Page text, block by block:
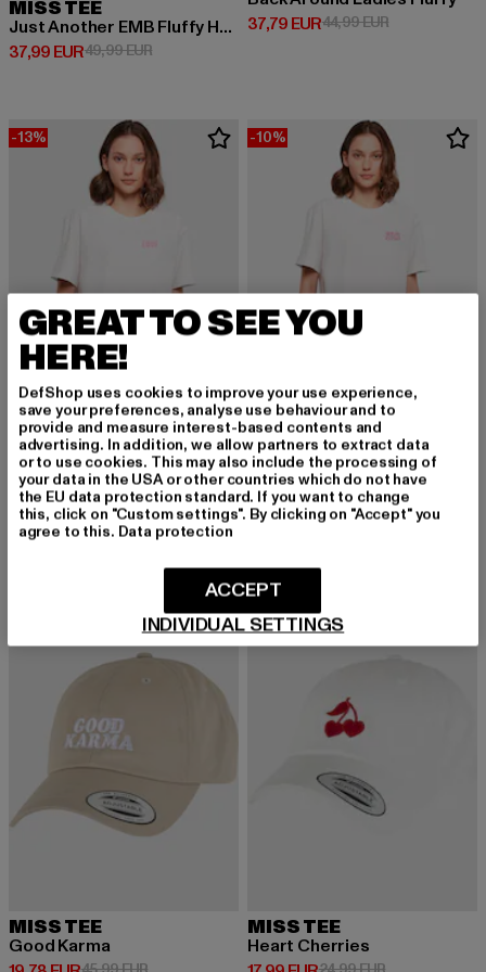
MISS TEE
Just Another EMB Fluffy Hoody
37,99 EUR
Derzeitiger Preis: 37,99 EUR
49,99 EURAktionspreis: 49,99 EUR
37,79 EUR
Derzeitiger Preis: 37,79 EUR
44,99 EURAktionspreis:
-13%
MISS TEE
All We Need Is Love Tee
20,00 EUR
Derzeitiger Preis: 20,00 EUR
22,99 EURAktionspreis: 22,99 EUR
-10%
MISS TEE
Cute But Psycho
20,69 EUR
Derzeitiger Preis: 20,69 EUR
22,99 EUR Aktionspreis:
MISS TEE
Good Karma
-28%
MISS TEE
Heart Cherries
GREAT TO SEE YOU
HERE!
DefShop uses cookies to improve your use experience,
save your preferences, analyse use behaviour and to
provide and measure interest-based contents and
advertising. In addition, we allow partners to extract data
or to use cookies. This may also include the processing of
your data in the USA or other countries which do not have
the EU data protection standard. If you want to change
this, click on "Custom settings". By clicking on "Accept" you
agree to this. Data protection
INDIVIDUAL SETTINGS
ACCEPT